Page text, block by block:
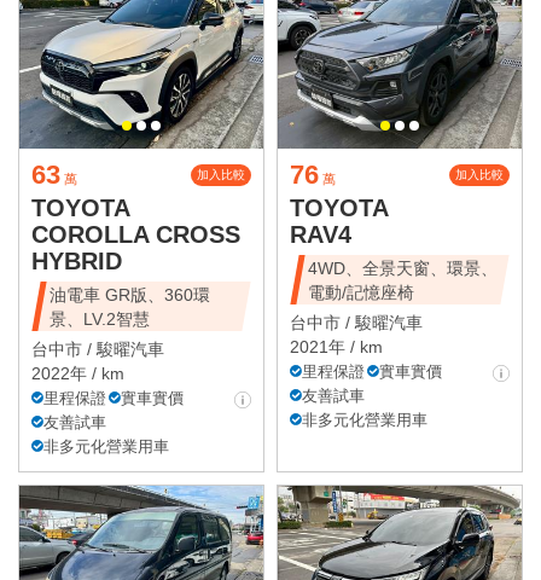
63 萬 加入比較
TOYOTA
COROLLA CROSS
HYBRID
油電車 GR版、360環
景、LV.2智慧
台中市 / 駿曜汽車
2022年 / km
里程保證
實車實價
友善試車
非多元化營業用車
76 萬 加入比較
TOYOTA
RAV4
4WD、全景天窗、環景、
電動/記憶座椅
台中市 / 駿曜汽車
2021年 / km
里程保證
實車實價
友善試車
非多元化營業用車